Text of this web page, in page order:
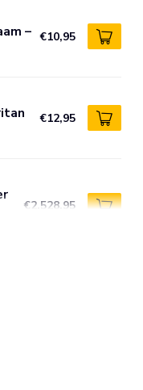
– €10,95
€12,95
€2.528,95